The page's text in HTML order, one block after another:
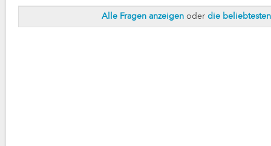
Alle Fragen anzeigen oder die beliebtesten